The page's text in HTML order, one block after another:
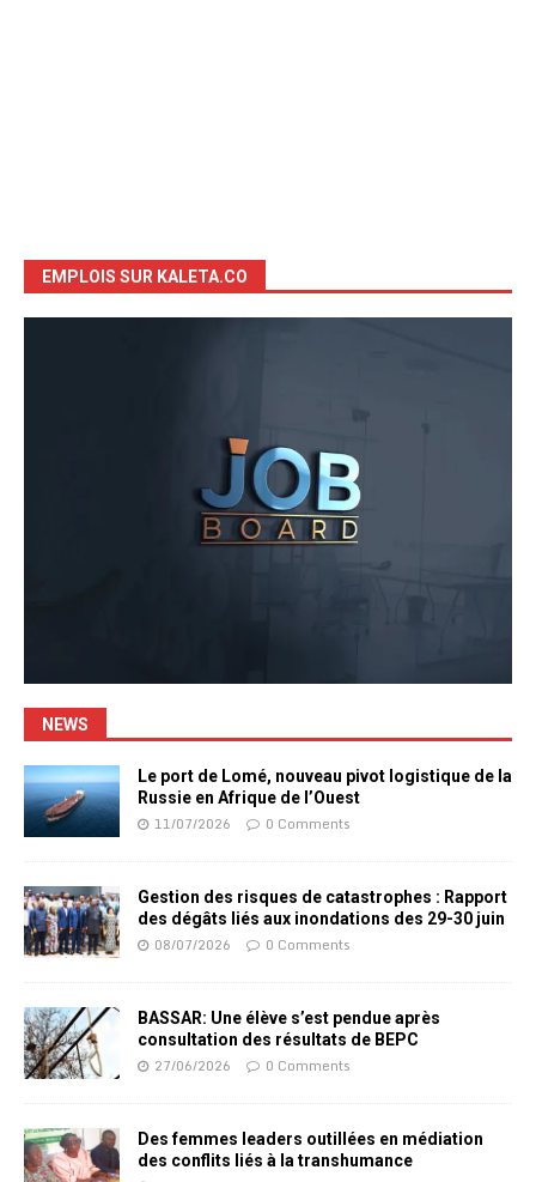
EMPLOIS SUR KALETA.CO
NEWS
Le port de Lomé, nouveau pivot logistique de la
Russie en Afrique de l’Ouest
11/07/2026 0 Comments
Gestion des risques de catastrophes : Rapport
des dégâts liés aux inondations des 29-30 juin
08/07/2026 0 Comments
BASSAR: Une élève s’est pendue après
consultation des résultats de BEPC
27/06/2026 0 Comments
Des femmes leaders outillées en médiation
des conflits liés à la transhumance